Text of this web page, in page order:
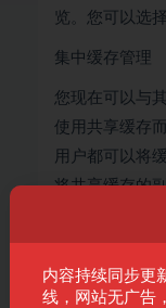
览。您可以选
集中缓存管理
您现在可以与
使用共享缓存
用户都可以将
将共享缓存的
是同步的，在
出的缓存，而
可以使用“管理
和管理共享缓
内容持续同步更
线，网站无广告